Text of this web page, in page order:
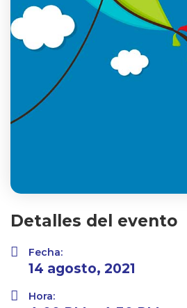
Detalles del evento
Fecha:
14 agosto, 2021
Hora: